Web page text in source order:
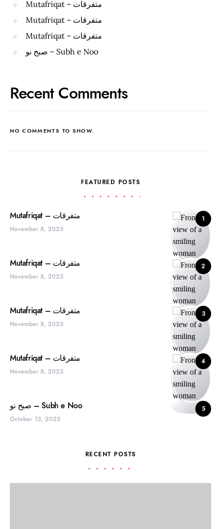
Mutafriqat – متفرقات
Mutafriqat – متفرقات
Mutafriqat – متفرقات
صبح نو – Subh e Noo
Recent Comments
NO COMMENTS TO SHOW.
FEATURED POSTS
1 Mutafriqat – متفرقات
November 8, 2025
2 Mutafriqat – متفرقات
November 8, 2025
3 Mutafriqat – متفرقات
November 8, 2025
4 Mutafriqat – متفرقات
November 8, 2025
5 صبح نو – Subh e Noo
October 13, 2025
RECENT POSTS